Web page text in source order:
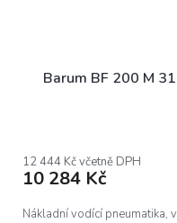
Barum BF 200 M
12 444 Kč včetně DPH
10 284 Kč
Nákladní vodící pneumatika,